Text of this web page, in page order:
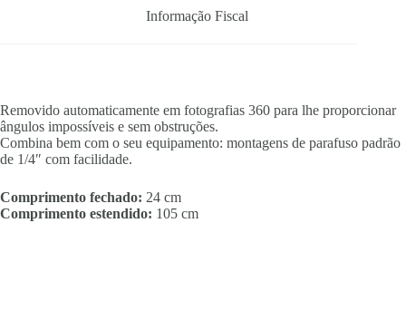
Informação Fiscal
Removido automaticamente em fotografias 360 para lhe proporcionar
ângulos impossíveis e sem obstruções.
Combina bem com o seu equipamento: montagens de parafuso padrão
de 1/4″ com facilidade.
Comprimento fechado: 24 cm
Comprimento estendido: 105 cm